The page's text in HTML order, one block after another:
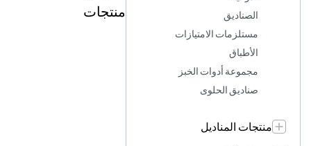
الصناديق
مستلزمات الامتيازات
الأطباق
مجموعة أدوات الخبز
صناديق الحلوى
منتجات المناديل
منتجات